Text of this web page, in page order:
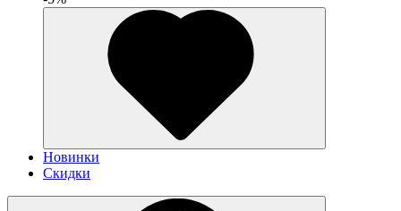
Новинки
Скидки